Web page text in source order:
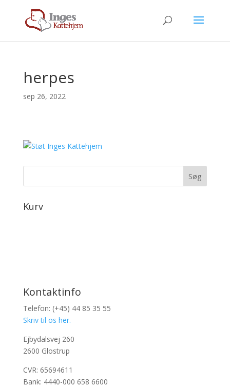
herpes
sep 26, 2022
Kurv
Kontaktinfo
Telefon: (+45) 44 85 35 55
Skriv til os her.
Ejbydalsvej 260
2600 Glostrup
CVR: 65694611
Bank: 4440-000 658 6600